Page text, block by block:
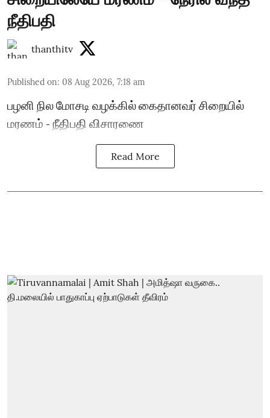
நீதிபதி
thanthitv
Published on: 08 Aug 2026, 7:18 am
பழனி நில மோசடி வழக்கில் கைதானவர் சிறையில்
மரணம் - நீதிபதி விசாரணை
Read More